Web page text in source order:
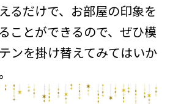
るだけで、お部屋の印象を
ことができるので、ぜひ模
ンを掛け替えてみてはいか